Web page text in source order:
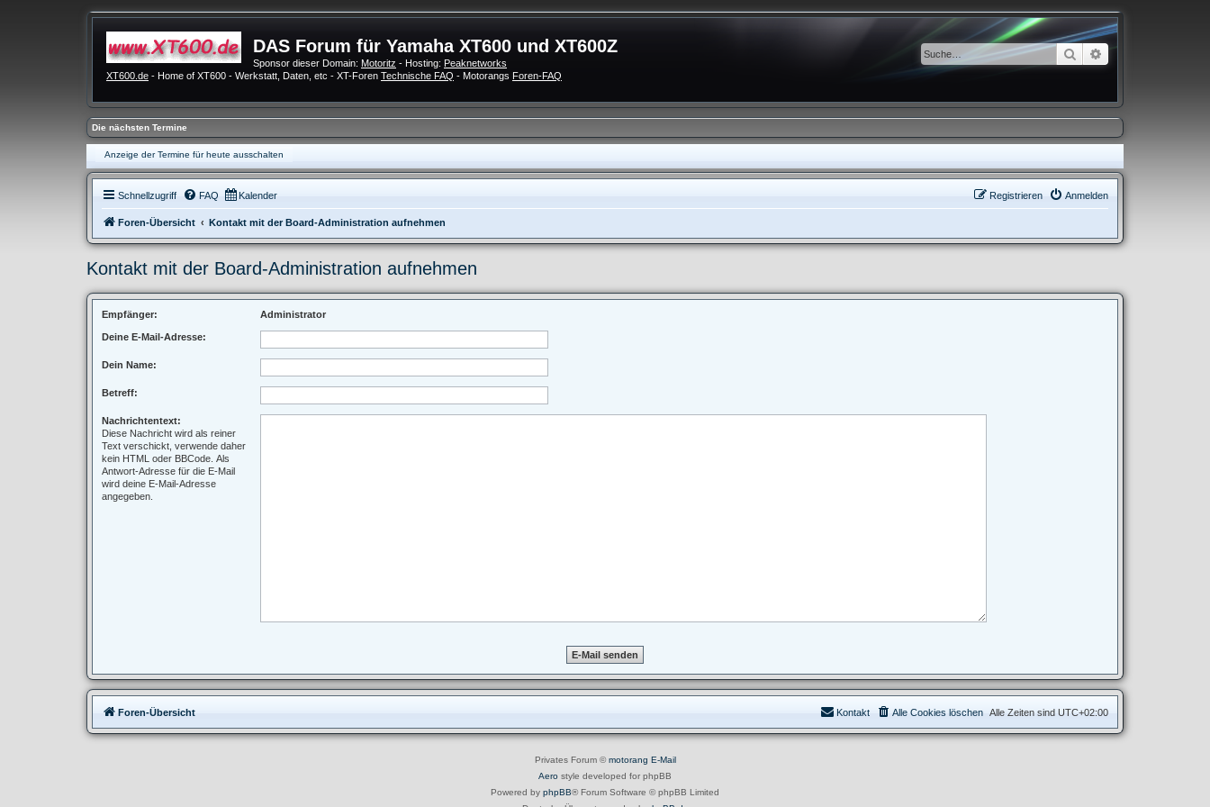
DAS Forum für Yamaha XT600 und XT600Z
Sponsor dieser Domain: Motoritz - Hosting: Peaknetworks
XT600.de - Home of XT600 - Werkstatt, Daten, etc - XT-Foren Technische FAQ - Motorangs Foren-FAQ
Suche Erweiterte Suche
Die nächsten Termine
Anzeige der Termine für heute ausschalten
Schnellzugriff FAQ Kalender Anmelden
Registrieren
Foren-Übersicht Kontakt mit der Board-Administration aufnehmen
Kontakt mit der Board-Administration aufnehmen
Empfänger: Administrator
Deine E-Mail-Adresse:
Dein Name:
Betreff:
Nachrichtentext:
Diese Nachricht wird als reiner
Text verschickt, verwende daher
kein HTML oder BBCode. Als
Antwort-Adresse für die E-Mail
wird deine E-Mail-Adresse
angegeben.
Foren-Übersicht Alle Zeiten sind UTC+02:00
Alle Cookies löschen
Kontakt
Privates Forum ©motorang E-Mail
Aero style developed for phpBB
Powered by phpBB® Forum Software © phpBB Limited